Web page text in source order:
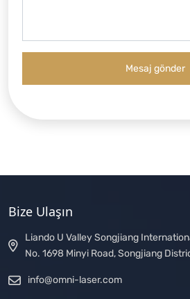
Mesaj gönder
Bize Ulaşın
Liando U Valley Songjiang
No. 1698 Minyi Road, Songjiang
info@omni-laser.com